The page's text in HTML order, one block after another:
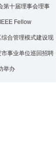
第十届理事会理事
Fellow
综合管理模式建设现
事业单位巡回招聘
举办